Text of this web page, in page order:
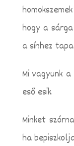
hogy a
a sínhez
Mi vagyunk
eső esik.
Minket
ha